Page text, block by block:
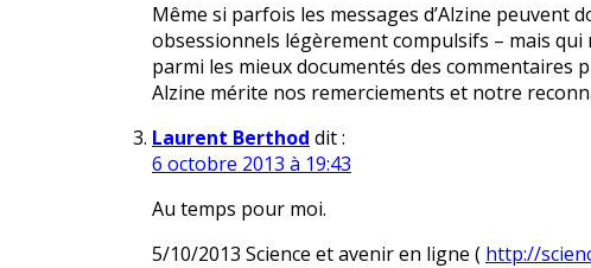
Même si parfois les messages d’Alzine peuvent
obsessionnels légèrement compulsifs – mais
parmi les mieux documentés des commentaires
Alzine mérite nos remerciements et notre
Laurent Berthod dit :
6 octobre 2013 à 19:43
Au temps pour moi.
5/10/2013 Science et avenir en ligne ( http://